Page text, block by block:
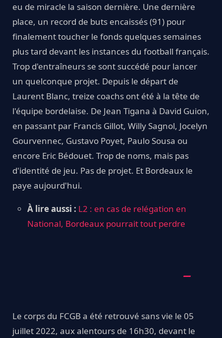
eu de miracle la saison dernière. Une dernière
place, un record de buts encaissés (91) pour
finalement toucher le fonds quelques semaines
plus tard devant les instances du football français.
Trop d'entraîneurs se sont succédé pour lancer
un quelconque projet. Depuis le départ de
Laurent Blanc, treize coachs ont été à la tête de
l'équipe bordelaise. De Jean Tigana à David Guion,
en passant par Francis Gillot, Willy Sagnol, Jocelyn
Gourvennec, Gustavo Poyet, Paulo Sousa ou
encore Eric Bédouet. Trop de noms, mais pas
d'identité de jeu. Pas de projet. Et Bordeaux le
paye aujourd'hui.
À lire aussi : L2 : en cas de relégation en
National, Bordeaux pourrait tout perdre
Le corps du FCGB a été retrouvé sans vie le 05
juillet 2022, aux alentours de 16h30, devant le